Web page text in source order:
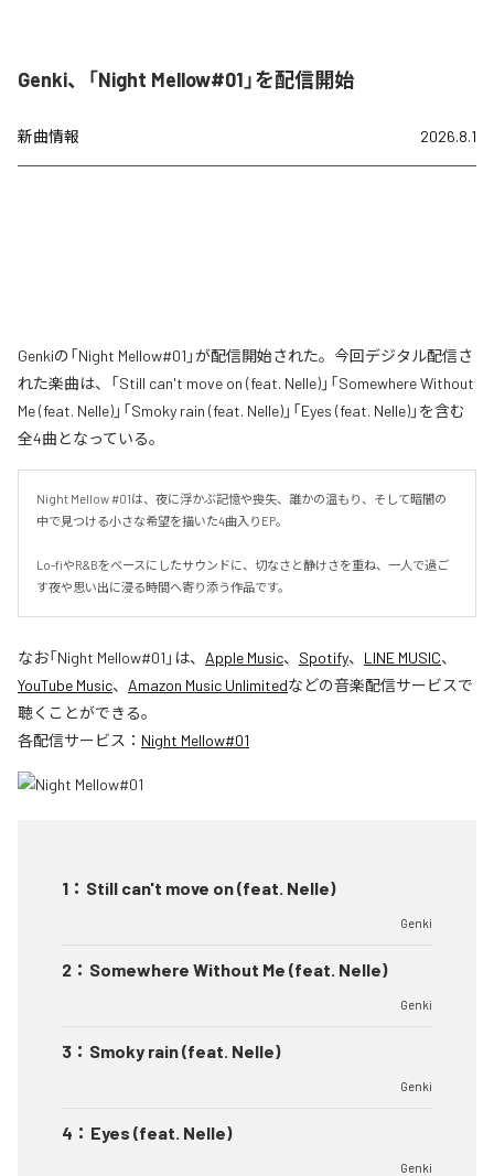
Genki、「Night Mellow#01」を配信開始
新曲情報 2026.8.1
Genkiの「Night Mellow#01」が配信開始された。今回デジタル配信さ
れた楽曲は、「Still can't move on (feat. Nelle)」「Somewhere Without
Me (feat. Nelle)」「Smoky rain (feat. Nelle)」「Eyes (feat. Nelle)」を含む
全4曲となっている。
Night Mellow #01は、夜に浮かぶ記憶や喪失、誰かの温もり、そして暗闇の
中で見つける小さな希望を描いた4曲入りEP。
Lo-fiやR&Bをベースにしたサウンドに、切なさと静けさを重ね、一人で過ご
す夜や思い出に浸る時間へ寄り添う作品です。
なお「Night Mellow#01 」は、 Apple Music、 Spotify、 LINE MUSIC、
YouTube Music、 Amazon Music Unlimitedなどの音楽配信サービスで
聴くことができる。
各配信サービス： Night Mellow#01
1 ： Still can't move on (feat. Nelle)
Genki
2 ： Somewhere Without Me (feat. Nelle)
Genki
3 ： Smoky rain (feat. Nelle)
Genki
4 ： Eyes (feat. Nelle)
Genki